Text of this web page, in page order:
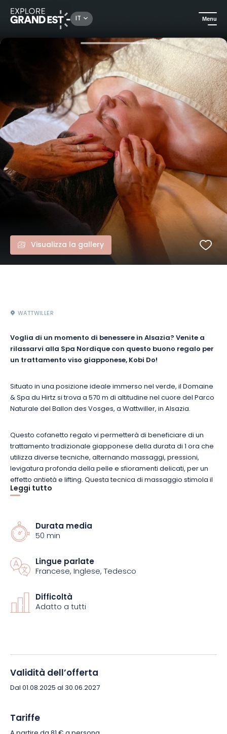
IT Menu
Benessere Viso giapponese - Kobido
Visualizza la gallery
WATTWILLER
Voglia di un momento di benessere in Alsazia? Venite a
rilassarvi alla Spa Nordique con questo buono regalo per
un trattamento viso giapponese, Kobi Do!
Situato in una posizione ideale immerso nel verde, il Domaine
& Spa du Hirtz si trova a 570 m di altitudine nel cuore del Parco
Naturale del Ballon des Vosges, a Wattwiller, in Alsazia.
Questo cofanetto regalo vi permetterà di beneficiare di un
trattamento tradizionale giapponese della durata di 1 ora che
utilizza diverse tecniche, alternando massaggi, pressioni,
levigatura profonda della pelle e sfioramenti delicati, per un
effetto antietà e lifting. Questa tecnica di massaggio stimola il
sistema linfatico ad eliminare le tossine.
Domaine & Spa du Hirtz!
Leggi tutto
Durata media
50 min
Lingue parlate
Francese, Inglese, Tedesco
Difficoltà
Adatto a tutti
Validità dell’offerta
Dal 01.08.2025 al 30.06.2027
Tariffe